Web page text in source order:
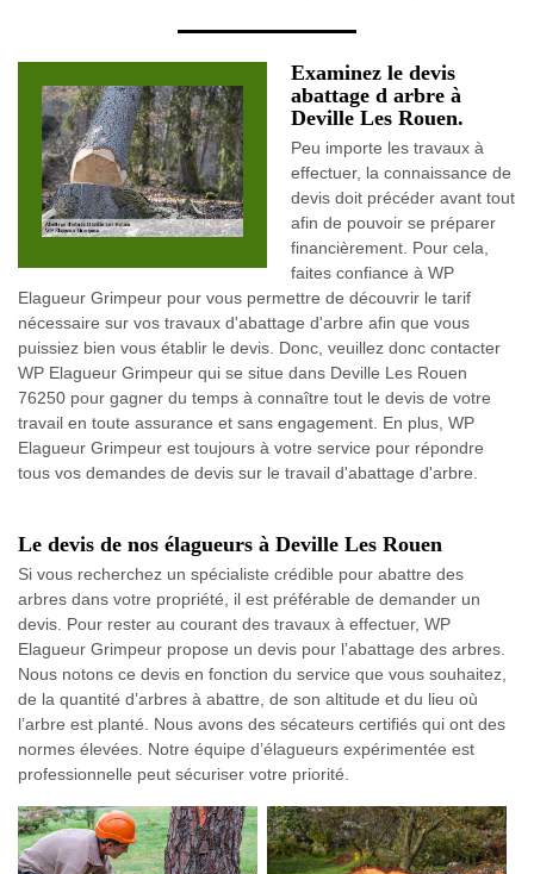
Examinez le devis
abattage d arbre à
Deville Les Rouen.
Peu importe les travaux à
effectuer, la connaissance de
devis doit précéder avant tout
afin de pouvoir se préparer
financièrement. Pour cela,
faites confiance à WP
Elagueur Grimpeur pour vous permettre de découvrir le tarif
nécessaire sur vos travaux d'abattage d'arbre afin que vous
puissiez bien vous établir le devis. Donc, veuillez donc contacter
WP Elagueur Grimpeur qui se situe dans Deville Les Rouen
76250 pour gagner du temps à connaître tout le devis de votre
travail en toute assurance et sans engagement. En plus, WP
Elagueur Grimpeur est toujours à votre service pour répondre
tous vos demandes de devis sur le travail d'abattage d'arbre.
Le devis de nos élagueurs à Deville Les Rouen
Si vous recherchez un spécialiste crédible pour abattre des
arbres dans votre propriété, il est préférable de demander un
devis. Pour rester au courant des travaux à effectuer, WP
Elagueur Grimpeur propose un devis pour l’abattage des arbres.
Nous notons ce devis en fonction du service que vous souhaitez,
de la quantité d’arbres à abattre, de son altitude et du lieu où
l’arbre est planté. Nous avons des sécateurs certifiés qui ont des
normes élevées. Notre équipe d’élagueurs expérimentée est
professionnelle peut sécuriser votre priorité.